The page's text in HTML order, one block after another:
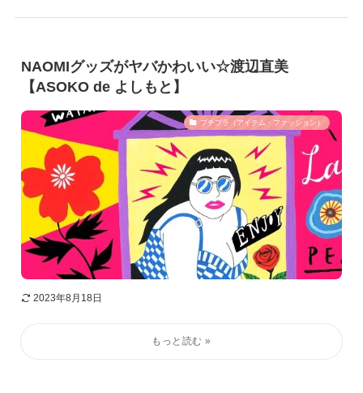
NAOMIグッズがヤバかわいい☆渡辺直美
【ASOKO de よしもと】
プチプラ（アイテム・ファッション）
2023年8月18日